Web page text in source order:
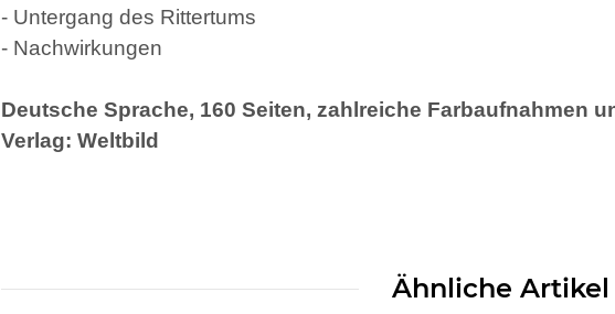
- Untergang des Rittertums
- Nachwirkungen
Deutsche Sprache, 160 Seiten, zahlreiche Farbaufnahmen
Verlag: Weltbild
Ähnliche Artikel